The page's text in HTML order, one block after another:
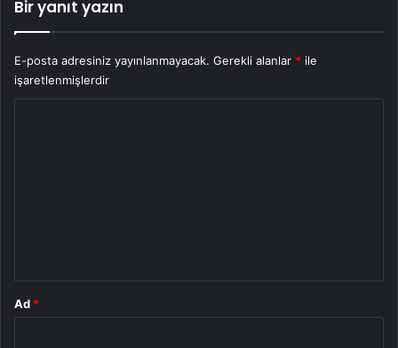
Bir yanıt yazın
E-posta adresiniz yayınlanmayacak. Gerekli alanlar * ile
işaretlenmişlerdir
Ad *